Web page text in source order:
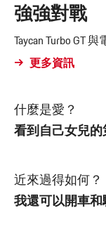
強強對戰
Taycan Turbo GT
更多資訊
什麼是愛？
看到自己女兒的
近來過得如何？
我還可以開車和